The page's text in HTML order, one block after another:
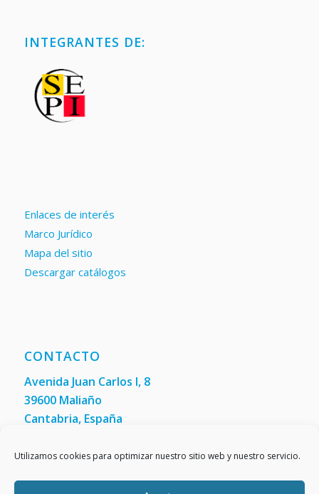
Utilizamos cookies para optimizar nuestro sitio web y nuestro servicio.
INTEGRANTES DE:
Enlaces de interés
Marco Jurídico
Mapa del sitio
Descargar catálogos
CONTACTO
Avenida Juan Carlos I, 8
39600 Maliaño
Cantabria, España
Fax:(+34) 942 200 148